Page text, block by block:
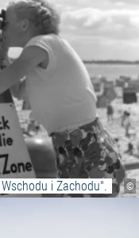
©
i Zachodu".